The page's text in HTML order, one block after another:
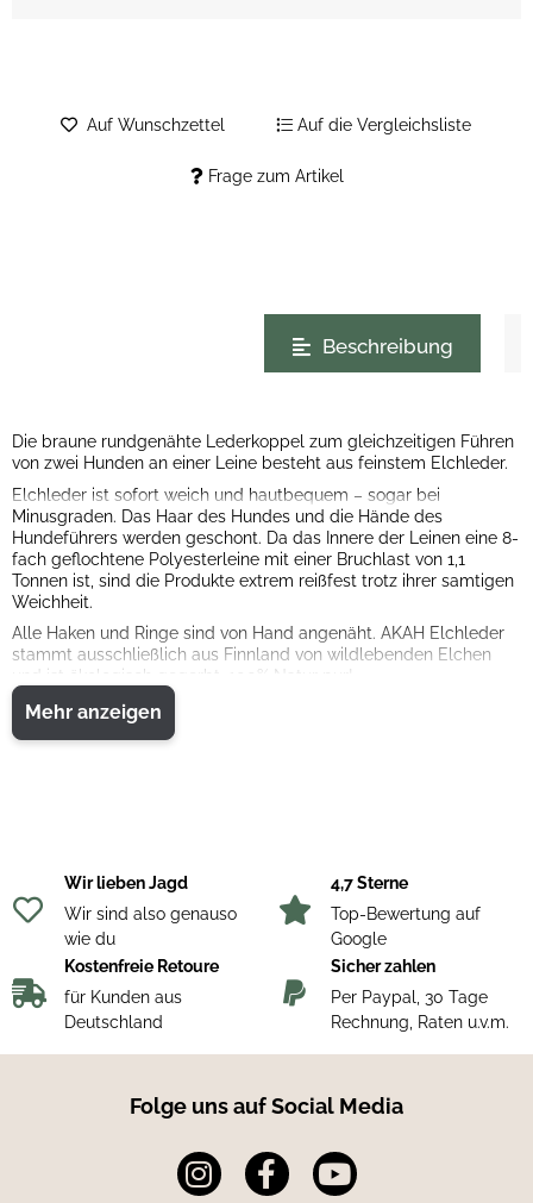
Frage zum Artikel
Auf Wunschzettel Auf die Vergleichsliste
Beschreibung
Die braune rundgenähte Lederkoppel zum gleichzeitigen Führen
von zwei Hunden an einer Leine besteht aus feinstem Elchleder.
Elchleder ist sofort weich und hautbequem – sogar bei
Minusgraden. Das Haar des Hundes und die Hände des
Hundeführers werden geschont. Da das Innere der Leinen eine 8-
fach geflochtene Polyesterleine mit einer Bruchlast von 1,1
Tonnen ist, sind die Produkte extrem reißfest trotz ihrer samtigen
Weichheit.
Alle Haken und Ringe sind von Hand angenäht. AKAH Elchleder
stammt ausschließlich aus Finnland von wildlebenden Elchen
und ist ökologisch gegerbt. 100% Natur pur!
Länge: 2 x 44 cm
Mehr anzeigen
Wir lieben Jagd
Wir sind also genauso
wie du
4,7 Sterne
Top-Bewertung auf
Google
Kostenfreie Retoure
für Kunden aus
Deutschland
Sicher zahlen
Per Paypal, 30 Tage
Rechnung, Raten u.v.m.
Folge uns auf Social Media